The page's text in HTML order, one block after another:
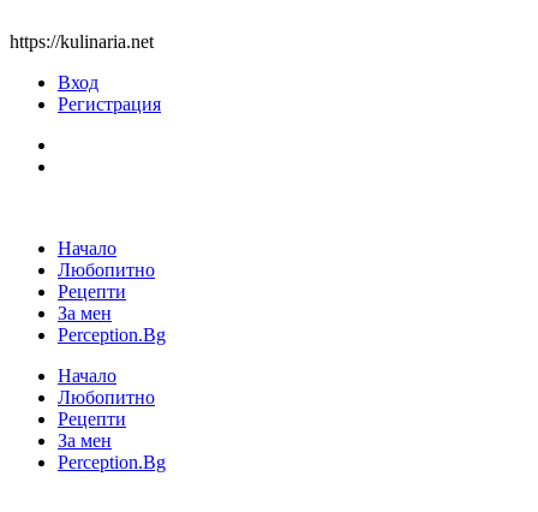
https://kulinaria.net
Вход
Регистрация
Начало
Любопитно
Рецепти
За мен
Perception.Bg
Начало
Любопитно
Рецепти
За мен
Perception.Bg